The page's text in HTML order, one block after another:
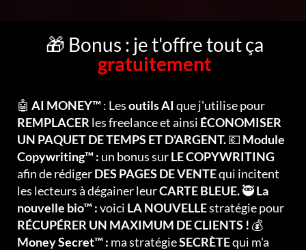
🎁 Bonus : je t'offre tout ça
gratuitement
🤖 AI MONEY™: Lesoutils AI que j'utilise pour
REMPLACER les freelance et ainsi ÉCONOMISER
UN PAQUET DE TEMPS ET D'ARGENT.💶 Module
Copywriting™ : un bonus surLE COPYWRITING
afin de rédigerDES PAGES DE VENTEqui incitent
les lecteurs à dégainer leurCARTE BLEUE.🥷La
nouvelle bio™ :voici LA NOUVELLEstratégie pour
RÉCUPÉRER UN MAXIMUM DE CLIENTS ! 💰
Money Secret™ : ma stratégieSECRÈTEqui m'a